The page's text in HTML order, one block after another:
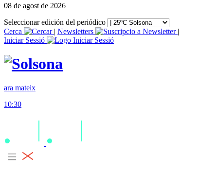
08 de agost de 2026
Seleccionar edición del periódico
Cerca
| Newsletters
|
Iniciar Sessió
ara mateix
10:30